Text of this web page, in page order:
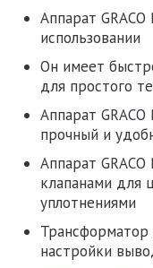
Аппарат GRACO
использовании
Он имеет
для простого
Аппарат GRACO
прочный и
Аппарат GRACO
клапанами для
уплотнениями
настройки